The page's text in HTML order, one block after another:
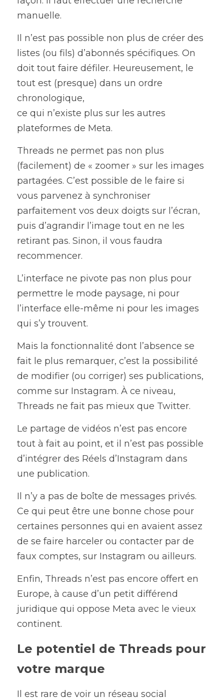
manuelle.
Il n’est pas possible non plus de créer des
listes (ou fils) d’abonnés spécifiques. On
doit tout faire défiler. Heureusement, le
tout est (presque) dans un ordre
chronologique,
ce qui n’existe plus sur les autres
plateformes de Meta.
Threads ne permet pas non plus
(facilement) de « zoomer » sur les images
partagées. C’est possible de le faire si
vous parvenez à synchroniser
parfaitement vos deux doigts sur l’écran,
puis d’agrandir l’image tout en ne les
retirant pas. Sinon, il vous faudra
recommencer.
L’interface ne pivote pas non plus pour
permettre le mode paysage, ni pour
l’interface elle-même ni pour les images
qui s’y trouvent.
Mais la fonctionnalité dont l’absence se
fait le plus remarquer, c’est la possibilité
de modifier (ou corriger) ses publications,
comme sur Instagram. À ce niveau,
Threads ne fait pas mieux que Twitter.
Le partage de vidéos n’est pas encore
tout à fait au point, et il n’est pas possible
d’intégrer des Réels d’Instagram dans
une publication.
Il n’y a pas de boîte de messages privés.
Ce qui peut être une bonne chose pour
certaines personnes qui en avaient assez
de se faire harceler ou contacter par de
faux comptes, sur Instagram ou ailleurs.
Enfin, Threads n’est pas encore offert en
Europe, à cause d’un petit différend
juridique qui oppose Meta avec le vieux
continent.
Le potentiel de Threads pour
votre marque
Il est rare de voir un réseau social